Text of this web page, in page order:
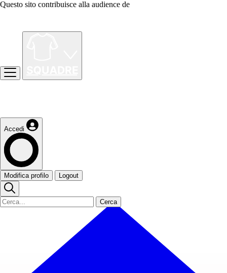
Questo sito contribuisce alla audience de
Accedi
Modifica profilo Logout
Cerca